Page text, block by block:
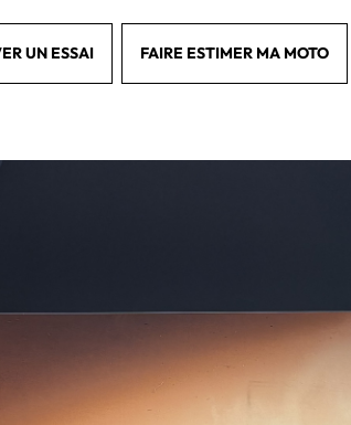
UN ESSAI FAIRE ESTIMER MA MOTO